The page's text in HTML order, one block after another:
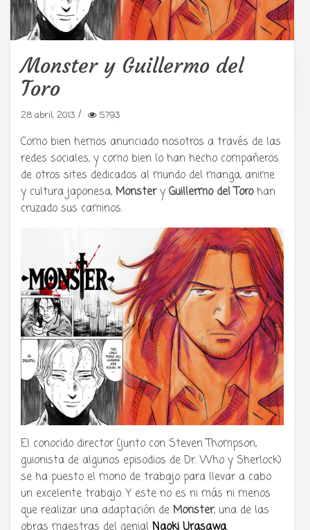
Tu radio y podcast sobre manga,
Monster y Guillermo del
Toro
28 abril, 2013 / 5793
Como bien hemos anunciado nosotros a través de las
redes sociales, y como bien lo han hecho compañeros
de otros sites dedicados al mundo del manga, anime
y cultura japonesa, Monstery Guillermo del Torohan
cruzado sus caminos.
El conocido director (junto con Steven Thompson,
guionista de algunos episodios de Dr. Who y Sherlock)
se ha puesto el mono de trabajo para llevar a cabo
un excelente trabajo. Y este no es ni más ni menos
que realizar una adaptación de Monster, una de las